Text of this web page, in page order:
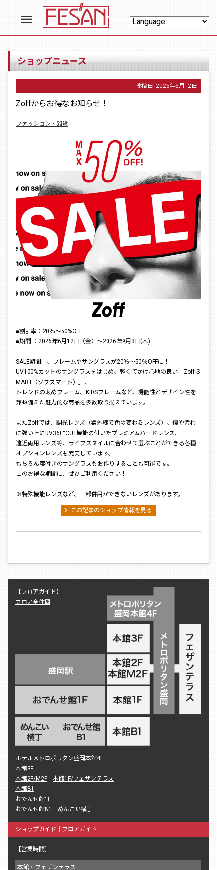
menu
ショップニュース
投稿日: 2026年6月12日
Zoffからお得なお知らせ！
ファッション・雑貨
■割引率：20％〜50%OFF
■期間 ：2026年6月12日（金）〜2026年9月3日(木)
SALE期間中、フレームやサングラスが20％〜50％OFFに！
UV100%カットのサングラスをはじめ、軽くてかけ心地の良い「Zoff S
MART（ゾフスマート）」、
トレンドの太めフレーム、KIDSフレームなど、機能性とデザイン性を
兼ね備えた魅力的な商品を多数取り揃えています。
またZoffでは、調光レンズ（紫外線で色の変わるレンズ）、傷や汚れ
に強い上にUV360°CUT機能の付いたプレミアムハードレンズ、
遠近両用レンズ等、ライフスタイルに合わせて選ぶことができる各種
オプションレンズも充実しています。
もちろん度付きのサングラスもお作りすることも可能です。
このお得な期間に、ぜひご利用ください！
※特殊機能レンズなど、一部併用ができないレンズがあります。
chevron_right この記事のショップ情報を見る
ホテルメトロポリタン盛岡本館4F
本館3F
本館2F/M2F
本館1F/フェザンテラス
本館B1
おでんせ館1F
おでんせ館B1
めんこい横丁
【フロアガイド】
フロア全体図
ショップガイド フロアガイド
【営業時間】
本館・フェザンテラス